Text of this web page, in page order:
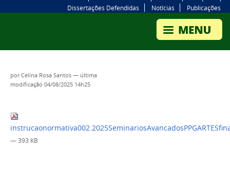
Dissertações Defendidas
Notícias Publicações
porCelina Rosa Santos — última
modificação 04/08/2025 14h25
— 393 KB